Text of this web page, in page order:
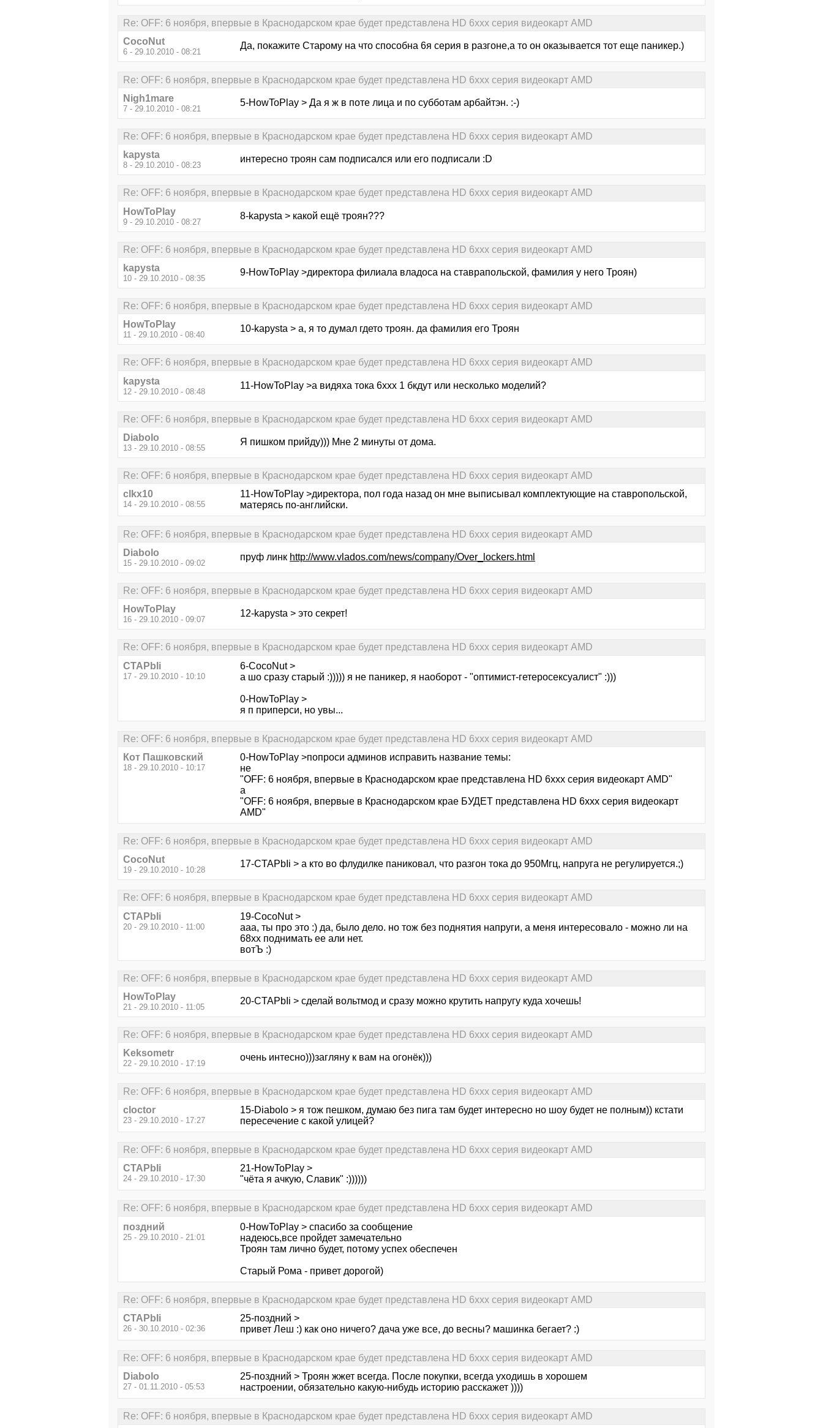
Re: OFF: 6 ноября, впервые в Краснодарском крае будет представлена HD 6xxx серия видеокарт AMD
CocoNut
6 - 29.10.2010 - 08:21
Да, покажите Старому на что способна 6я серия в разгоне,а то он оказывается тот еще паникер.)
Re: OFF: 6 ноября, впервые в Краснодарском крае будет представлена HD 6xxx серия видеокарт AMD
Nigh1mare
7 - 29.10.2010 - 08:21
5-HowToPlay > Да я ж в поте лица и по субботам арбайтэн. :-)
Re: OFF: 6 ноября, впервые в Краснодарском крае будет представлена HD 6xxx серия видеокарт AMD
kapysta
8 - 29.10.2010 - 08:23
интересно троян сам подписался или его подписали :D
Re: OFF: 6 ноября, впервые в Краснодарском крае будет представлена HD 6xxx серия видеокарт AMD
HowToPlay
9 - 29.10.2010 - 08:27
8-kapysta > какой ещё троян???
Re: OFF: 6 ноября, впервые в Краснодарском крае будет представлена HD 6xxx серия видеокарт AMD
kapysta
10 - 29.10.2010 - 08:35
9-HowToPlay >директора филиала владоса на ставрапольской, фамилия у него Троян)
Re: OFF: 6 ноября, впервые в Краснодарском крае будет представлена HD 6xxx серия видеокарт AMD
HowToPlay
11 - 29.10.2010 - 08:40
10-kapysta > а, я то думал гдето троян. да фамилия его Троян
Re: OFF: 6 ноября, впервые в Краснодарском крае будет представлена HD 6xxx серия видеокарт AMD
kapysta
12 - 29.10.2010 - 08:48
11-HowToPlay >а видяха тока 6ххх 1 бкдут или несколько моделий?
Re: OFF: 6 ноября, впервые в Краснодарском крае будет представлена HD 6xxx серия видеокарт AMD
Diabolo
13 - 29.10.2010 - 08:55
Я пишком прийду))) Мне 2 минуты от дома.
Re: OFF: 6 ноября, впервые в Краснодарском крае будет представлена HD 6xxx серия видеокарт AMD
clkx10
14 - 29.10.2010 - 08:55
11-HowToPlay >директора, пол года назад он мне выписывал комплектующие на ставропольской,
матерясь по-английски.
Re: OFF: 6 ноября, впервые в Краснодарском крае будет представлена HD 6xxx серия видеокарт AMD
Diabolo
15 - 29.10.2010 - 09:02
пруф линк http://www.vlados.com/news/company/Over_lockers.html
Re: OFF: 6 ноября, впервые в Краснодарском крае будет представлена HD 6xxx серия видеокарт AMD
HowToPlay
16 - 29.10.2010 - 09:07
12-kapysta > это секрет!
Re: OFF: 6 ноября, впервые в Краснодарском крае будет представлена HD 6xxx серия видеокарт AMD
CTAPbIi
17 - 29.10.2010 - 10:10
6-CocoNut >
а шо сразу старый :))))) я не паникер, я наоборот - "оптимист-гетеросексуалист" :)))
0-HowToPlay >
я п приперси, но увы...
Re: OFF: 6 ноября, впервые в Краснодарском крае будет представлена HD 6xxx серия видеокарт AMD
Кот Пашковский
18 - 29.10.2010 - 10:17
0-HowToPlay >попроси админов исправить название темы:
не
"OFF: 6 ноября, впервые в Краснодарском крае представлена HD 6xxx серия видеокарт AMD"
а
"OFF: 6 ноября, впервые в Краснодарском крае БУДЕТ представлена HD 6xxx серия видеокарт
AMD"
Re: OFF: 6 ноября, впервые в Краснодарском крае будет представлена HD 6xxx серия видеокарт AMD
CocoNut
19 - 29.10.2010 - 10:28
17-CTAPbIi > а кто во флудилке паниковал, что разгон тока до 950Мгц, напруга не регулируется.;)
Re: OFF: 6 ноября, впервые в Краснодарском крае будет представлена HD 6xxx серия видеокарт AMD
CTAPbIi
20 - 29.10.2010 - 11:00
19-CocoNut >
ааа, ты про это :) да, было дело. но тож без поднятия напруги, а меня интересовало - можно ли на
68хх поднимать ее али нет.
вотЪ :)
Re: OFF: 6 ноября, впервые в Краснодарском крае будет представлена HD 6xxx серия видеокарт AMD
HowToPlay
21 - 29.10.2010 - 11:05
20-CTAPbIi > сделай вольтмод и сразу можно крутить напругу куда хочешь!
Re: OFF: 6 ноября, впервые в Краснодарском крае будет представлена HD 6xxx серия видеокарт AMD
Keksometr
22 - 29.10.2010 - 17:19
очень интесно)))загляну к вам на огонёк)))
Re: OFF: 6 ноября, впервые в Краснодарском крае будет представлена HD 6xxx серия видеокарт AMD
cloctor
23 - 29.10.2010 - 17:27
15-Diabolo > я тож пешком, думаю без пига там будет интересно но шоу будет не полным)) кстати
пересечение с какой улицей?
Re: OFF: 6 ноября, впервые в Краснодарском крае будет представлена HD 6xxx серия видеокарт AMD
CTAPbIi
24 - 29.10.2010 - 17:30
21-HowToPlay >
"чёта я ачкую, Славик" :))))))
Re: OFF: 6 ноября, впервые в Краснодарском крае будет представлена HD 6xxx серия видеокарт AMD
поздний
25 - 29.10.2010 - 21:01
0-HowToPlay > спасибо за сообщение
надеюсь,все пройдет замечательно
Троян там лично будет, потому успех обеспечен
Старый Рома - привет дорогой)
Re: OFF: 6 ноября, впервые в Краснодарском крае будет представлена HD 6xxx серия видеокарт AMD
CTAPbIi
26 - 30.10.2010 - 02:36
25-поздний >
привет Леш :) как оно ничего? дача уже все, до весны? машинка бегает? :)
Re: OFF: 6 ноября, впервые в Краснодарском крае будет представлена HD 6xxx серия видеокарт AMD
Diabolo
27 - 01.11.2010 - 05:53
25-поздний > Троян жжет всегда. После покупки, всегда уходишь в хорошем
настроении, обязательно какую-нибудь историю расскажет ))))
Re: OFF: 6 ноября, впервые в Краснодарском крае будет представлена HD 6xxx серия видеокарт AMD